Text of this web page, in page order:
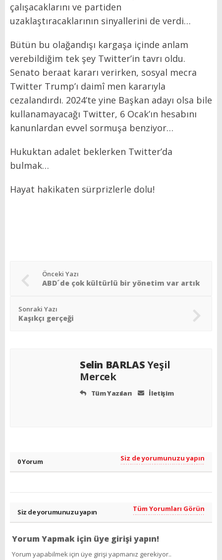
çalışacaklarını ve partiden
uzaklaştıracaklarının sinyallerini de verdi…
Bütün bu olağandışı kargaşa içinde anlam
verebildiğim tek şey Twitter’in tavrı oldu.
Senato beraat kararı verirken, sosyal mecra
Twitter Trump’ı daimî men kararıyla
cezalandırdı. 2024’te yine Başkan adayı olsa bile
kullanamayacağı Twitter, 6 Ocak’ın hesabını
kanunlardan evvel sormuşa benziyor…
Hukuktan adalet beklerken Twitter’da
bulmak…
Hayat hakikaten sürprizlerle dolu!
Önceki Yazı
ABD´de çok kültürlü bir yönetim var artık
Sonraki Yazı
Kaşıkçı gerçeği
Selin BARLASYeşil
Mercek
Tüm Yazıları İletişim
0 Yorum Siz de yorumunuzu yapın
Siz de yorumunuzu yapın Tüm Yorumları Görün
Yorum Yapmak için üye girişi yapın!
Yorum yapabilmek için üye girişi yapmanız gerekiyor..